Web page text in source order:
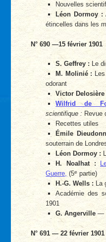
Nouvelles
Léon Dormoy :
étincelles dans les
N° 690 —15 février 1901
S. Geffrey : Le
M. Molinié :Les
odorant
Victor Delosière
Wilfrid de
scientifique : Revue
Recettes utiles
Émile
souterrain de
Léon Dormoy :
H. Noalhat :
Guerre, (5epartie)
H.-G. Wells : La
Académie des
1901
G. Angerville —
N° 691 — 22 février 1901